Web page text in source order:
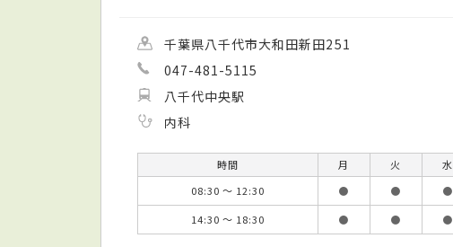
千葉県八千代市大和田新田251
047-481-5115
八千代中央駅
内科
時間 月 火 水
08:30 ～ 12:30
● ● ●
14:30 ～ 18:30
● ● ●